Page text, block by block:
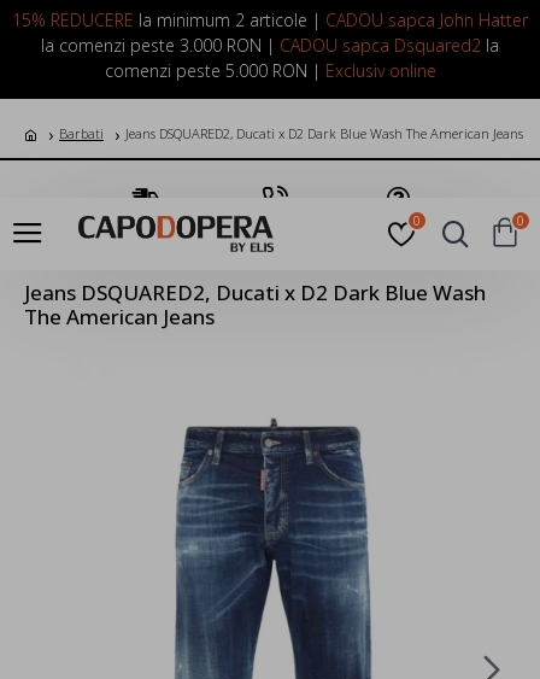
15% REDUCERE la minimum 2 articole | CADOU sapca John Hatter
la comenzi peste 3.000 RON | CADOU sapca Dsquared2 la
comenzi peste 5.000 RON | Exclusiv online
LOGIN INREGISTRARE
0 0
Barbati Jeans DSQUARED2, Ducati x D2 Dark Blue Wash The American Jeans
Transport Gratuit Suna Acum Pune o Intrebare
Jeans DSQUARED2, Ducati x D2 Dark Blue Wash
The American Jeans